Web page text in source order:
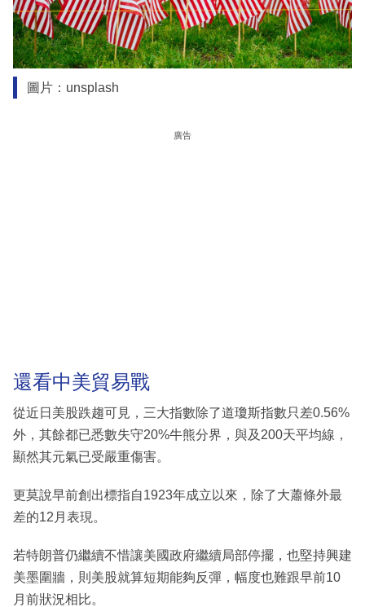
圖片：unsplash
廣告
還看中美貿易戰
從近日美股跌趨可見，三大指數除了道瓊斯指數只差0.56%
外，其餘都已悉數失守20%牛熊分界，與及200天平均線，
顯然其元氣已受嚴重傷害。
更莫說早前創出標指自1923年成立以來，除了大蕭條外最
差的12月表現。
若特朗普仍繼續不惜讓美國政府繼續局部停擺，也堅持興建
美墨圍牆，則美股就算短期能夠反彈，幅度也難跟早前10
月前狀況相比。